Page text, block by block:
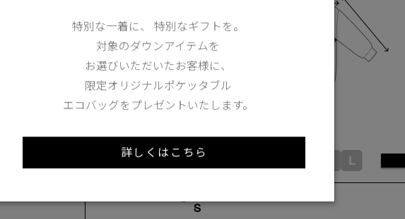
L
S
特別な一着に、 特別なギフトを。
対象のダウンアイテムを
お選びいただいたお客様に、
限定オリジナルポケッタブル
エコバッグをプレゼントいたします。
詳しくはこちら